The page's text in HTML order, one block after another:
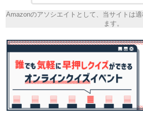
Amazonのアソシエイトとして、当サイトは
ます。